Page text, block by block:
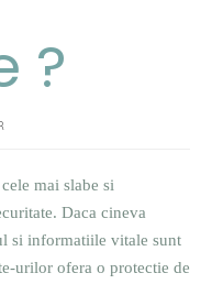
?
mai slabe si
Daca cineva
si informatiile vitale sunt
urilor ofera o protectie de